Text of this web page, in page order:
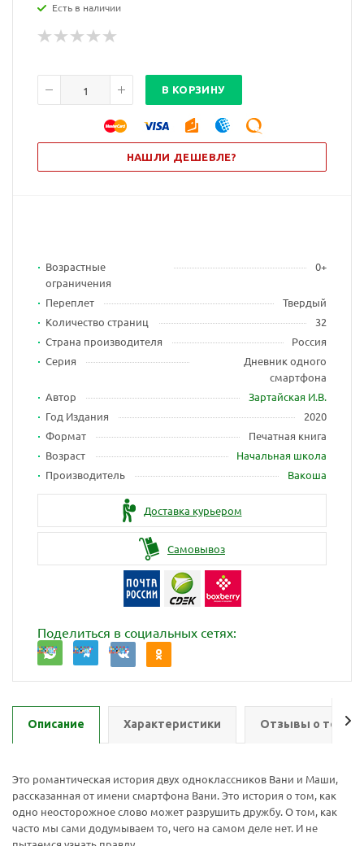
Есть в наличии
В КОРЗИНУ
НАШЛИ ДЕШЕВЛЕ?
Возрастные
ограничения
0+
Переплет
Твердый
Количество страниц
32
Страна производителя
Россия
Серия
Дневник одного
смартфона
Автор
Зартайская И.В.
Год Издания
2020
Формат
Печатная книга
Возраст
Начальная школа
Производитель
Вакоша
Доставка курьером
Самовывоз
Поделиться в социальных сетях:
Описание Характеристики Отзывы о
Это романтическая история двух одноклассников Вани и Маши,
рассказанная от имени смартфона Вани. Это история о том, как
одно неосторожное слово может разрушить дружбу. О том, как
часто мы сами додумываем то, чего на самом деле нет. И не
Ваш E-mail:
Ваш E-mail: